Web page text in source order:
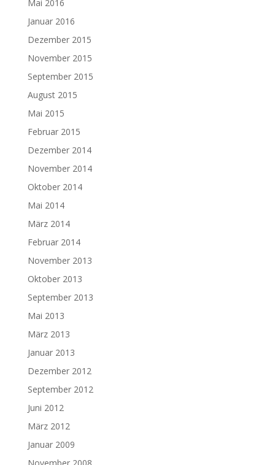
Mai 2016
Januar 2016
Dezember 2015
November 2015
September 2015
August 2015
Mai 2015
Februar 2015
Dezember 2014
November 2014
Oktober 2014
Mai 2014
März 2014
Februar 2014
November 2013
Oktober 2013
September 2013
Mai 2013
März 2013
Januar 2013
Dezember 2012
September 2012
Juni 2012
März 2012
Januar 2009